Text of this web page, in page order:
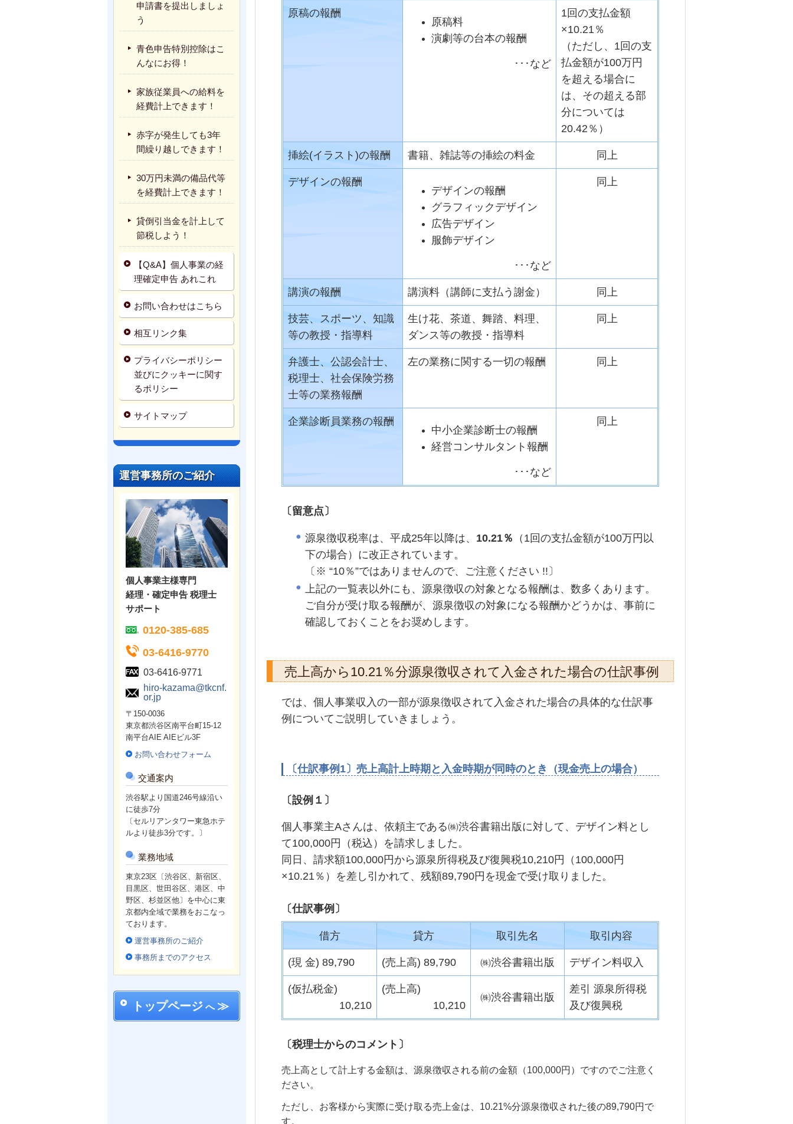
原稿の報酬
原稿料
演劇等の台本の報酬
･･･など
1回の支払金額
×10.21％
（ただし、1回の支
払金額が100万円
を超える場合に
は、その超える部
分については
20.42％）
挿絵(イラスト)の報酬 書籍、雑誌等の挿絵の料金 同上
デザインの報酬
デザインの報酬
グラフィックデザイン
広告デザイン
服飾デザイン
･･･など
同上
講演の報酬 講演料（講師に支払う謝金） 同上
技芸、スポーツ、知識
等の教授・指導料
生け花、茶道、舞踏、料理、
ダンス等の教授・指導料
同上
弁護士、公認会計士、
税理士、社会保険労務
士等の業務報酬
左の業務に関する一切の報酬 同上
企業診断員業務の報酬
中小企業診断士の報酬
経営コンサルタント報酬
･･･など
同上
〔留意点〕
源泉徴収税率は、平成25年以降は、 10.21％ （1回の支払金額が100万円以
下の場合）に改正されています。
〔※ “10％”ではありませんので、 ご注意ください !!〕
上記の一覧表以外にも、源泉徴収の対象となる報酬は、数多くあります。
ご自分が受け取る報酬が、源泉徴収の対象になる報酬かどうかは、事前に
確認しておくことをお奨めします。
売上高から10.21％分源泉徴収されて入金された場合の仕訳事例
では、個人事業収入の一部が源泉徴収されて入金された場合の具体的な仕訳事
例についてご説明していきましょう。
〔仕訳事例1〕売上高計上時期と入金時期が同時のとき（現金売上の場合）
〔設例１〕
個人事業主Aさんは、依頼主である㈱渋谷書籍出版に対して、デザイン料とし
て100,000円（税込）を請求しました。
同日、請求額100,000円から源泉所得税及び復興税10,210円（100,000円
×10.21％）を差し引かれて、残額89,790円を現金で受け取りました。
〔仕訳事例〕
借方 貸方 取引先名 取引内容
(現 金) 89,790 (売上高) 89,790 ㈱渋谷書籍出版 デザイン料収入
(仮払税金)
10,210
(売上高)
10,210
㈱渋谷書籍出版
差引 源泉所得税
及び復興税
〔税理士からのコメント〕
売上高として計上する金額は、源泉徴収される前の金額（100,000円）ですのでご注意く
ださい。
ただし、お客様から実際に受け取る売上金は、10.21%分源泉徴収された後の89,790円で
す。
申請書を提出しましょ
う
青色申告特別控除はこ
んなにお得！
家族従業員への給料を
経費計上できます！
赤字が発生しても3年
間繰り越しできます！
30万円未満の備品代等
を経費計上できます！
貸倒引当金を計上して
節税しよう！
【Q&A】個人事業の経
理確定申告 あれこれ
お問い合わせはこちら
相互リンク集
プライバシーポリシー
並びにクッキーに関す
るポリシー
サイトマップ
運営事務所のご紹介
個人事業主様専門
経理・確定申告 税理士
サポート
0120-385-685
03-6416-9770
03-6416-9771
hiro-kazama@tkcnf.
or.jp
〒150-0036
東京都渋谷区南平台町15-12
南平台AIE AIEビル3F
お問い合わせフォーム
交通案内
渋谷駅より国道246号線沿い
に徒歩7分
〔セルリアンタワー東急ホテ
ルより徒歩3分です。〕
業務地域
東京23区〔渋谷区、新宿区、
目黒区、世田谷区、港区、中
野区、杉並区他〕を中心に東
京都内全域で業務をおこなっ
ております。
運営事務所のご紹介
事務所までのアクセス
トップページ へ ≫